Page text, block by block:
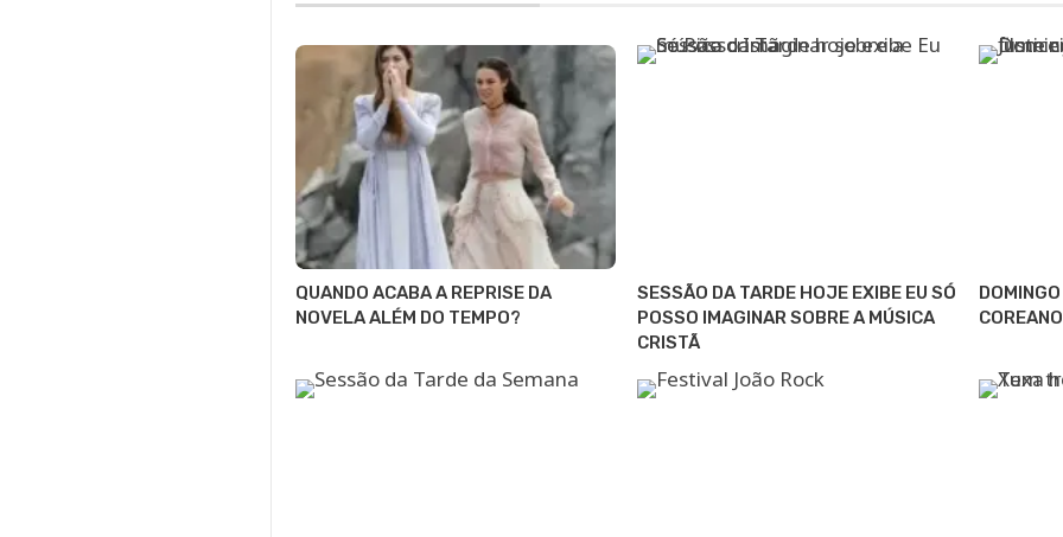
QUANDO ACABA A REPRISE DA
NOVELA ALÉM DO TEMPO?
SESSÃO DA TARDE HOJE EXIBE EU SÓ
POSSO IMAGINAR SOBRE A MÚSICA
CRISTÃ